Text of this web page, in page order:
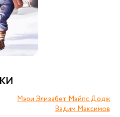
Мэри Элизабет Мэйпс Додж
Вадим Максимов